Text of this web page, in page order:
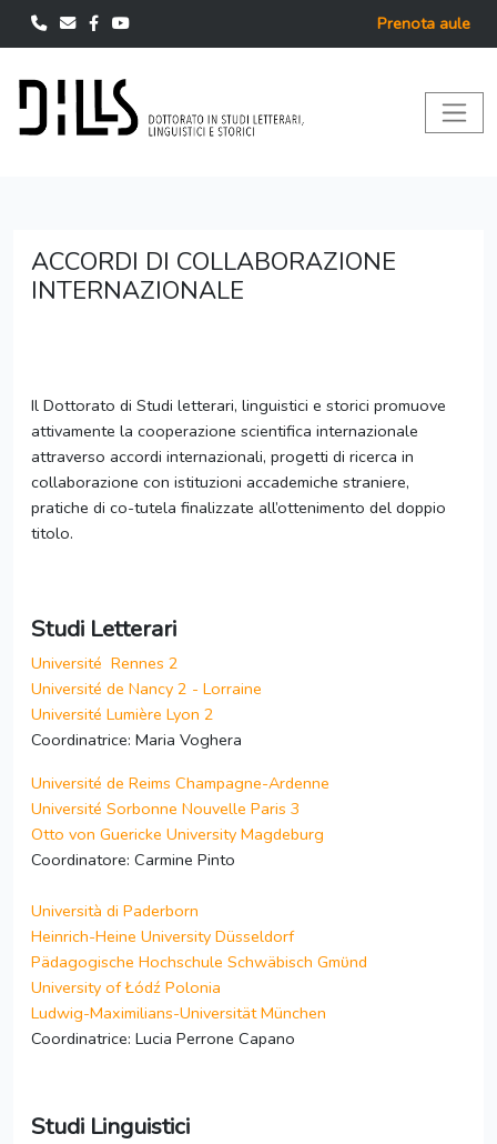
Prenota aule
ACCORDI DI COLLABORAZIONE
INTERNAZIONALE
Il Dottorato di Studi letterari, linguistici e storici promuove
attivamente la cooperazione scientifica internazionale
attraverso accordi internazionali, progetti di ricerca in
collaborazione con istituzioni accademiche straniere,
pratiche di co-tutela finalizzate all’ottenimento del doppio
titolo.
Studi Letterari
Université Rennes 2
Université de Nancy 2 - Lorraine
Université Lumière Lyon 2
Coordinatrice: Maria Voghera
Université de Reims Champagne-Ardenne
Université Sorbonne Nouvelle Paris 3
Otto von Guericke University Magdeburg
Coordinatore: Carmine Pinto
Università di Paderborn
Heinrich-Heine University Düsseldorf
Pädagogische Hochschule Schwäbisch Gmϋnd
University of Łódź Polonia
Ludwig-Maximilians-Universität München
Coordinatrice: Lucia Perrone Capano
Studi Linguistici